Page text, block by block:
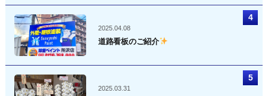
2025.04.08
道路看板のご紹介
2025.03.31